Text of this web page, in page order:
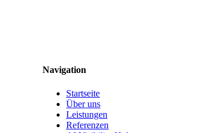
Navigation
Startseite
Über uns
Leistungen
Referenzen